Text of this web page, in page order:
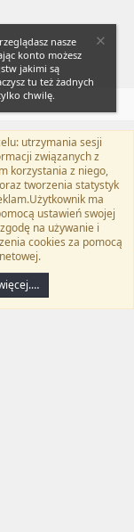
(PL)
Pomoc
Ltd.
Add-ons
nasze
konto możesz
jakimi są
tu też żadnych
chwilę.
utrzymania sesji
związanych z
korzystania z niego,
tworzenia statystyk
ma
ustawień swojej
na używanie i
cookies za pomocą